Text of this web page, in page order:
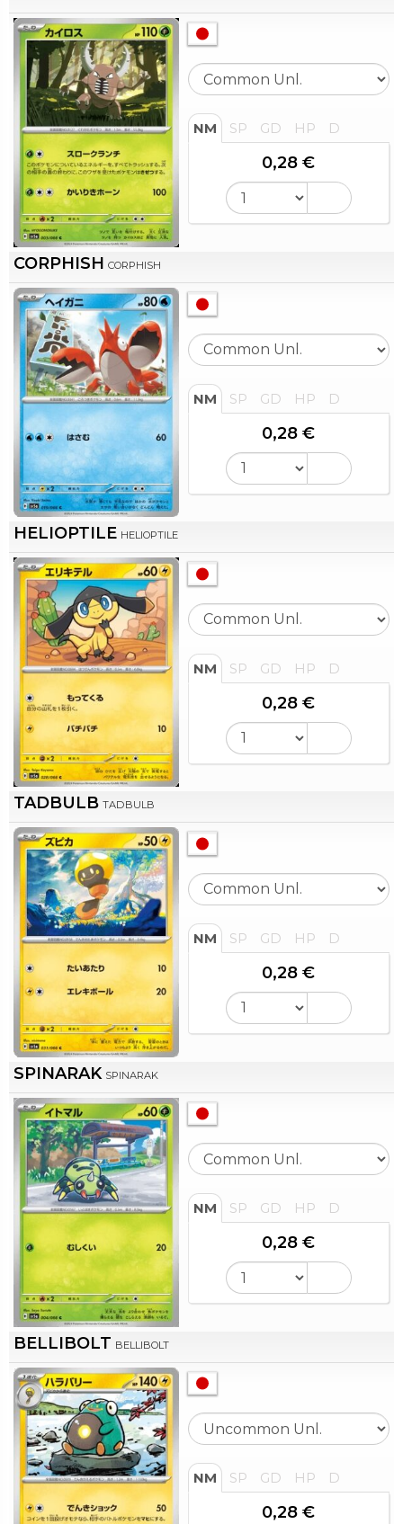
NM SP GD HP D
0,28 €
CORPHISH CORPHISH
NM SP GD HP D
0,28 €
HELIOPTILE HELIOPTILE
NM SP GD HP D
0,28 €
TADBULB TADBULB
NM SP GD HP D
0,28 €
SPINARAK SPINARAK
NM SP GD HP D
0,28 €
BELLIBOLT BELLIBOLT
NM SP GD HP D
0,28 €